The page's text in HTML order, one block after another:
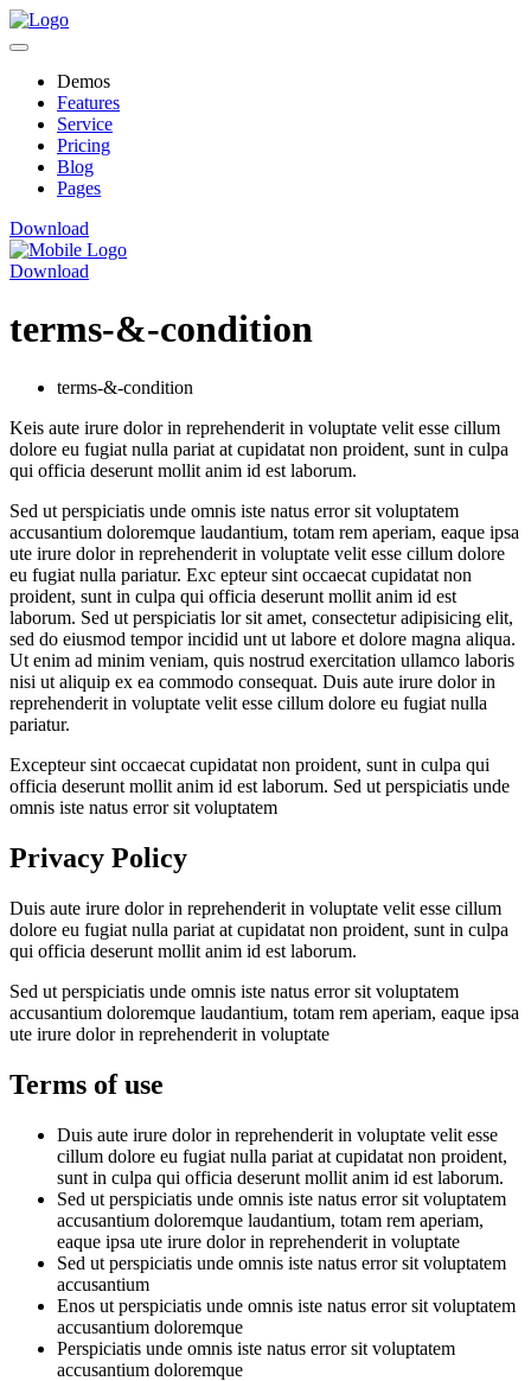
Demos
Features
Service
Pricing
Blog
Pages
Download
Download
terms-&-condition
terms-&-condition
Keis aute irure dolor in reprehenderit in voluptate velit esse cillum
dolore eu fugiat nulla pariat at cupidatat non proident, sunt in culpa
qui officia deserunt mollit anim id est laborum.
Sed ut perspiciatis unde omnis iste natus error sit voluptatem
accusantium doloremque laudantium, totam rem aperiam, eaque ipsa
ute irure dolor in reprehenderit in voluptate velit esse cillum dolore
eu fugiat nulla pariatur. Exc epteur sint occaecat cupidatat non
proident, sunt in culpa qui officia deserunt mollit anim id est
laborum. Sed ut perspiciatis lor sit amet, consectetur adipisicing elit,
sed do eiusmod tempor incidid unt ut labore et dolore magna aliqua.
Ut enim ad minim veniam, quis nostrud exercitation ullamco laboris
nisi ut aliquip ex ea commodo consequat. Duis aute irure dolor in
reprehenderit in voluptate velit esse cillum dolore eu fugiat nulla
pariatur.
Excepteur sint occaecat cupidatat non proident, sunt in culpa qui
officia deserunt mollit anim id est laborum. Sed ut perspiciatis unde
omnis iste natus error sit voluptatem
Privacy Policy
Duis aute irure dolor in reprehenderit in voluptate velit esse cillum
dolore eu fugiat nulla pariat at cupidatat non proident, sunt in culpa
qui officia deserunt mollit anim id est laborum.
Sed ut perspiciatis unde omnis iste natus error sit voluptatem
accusantium doloremque laudantium, totam rem aperiam, eaque ipsa
ute irure dolor in reprehenderit in voluptate
Terms of use
Duis aute irure dolor in reprehenderit in voluptate velit esse
cillum dolore eu fugiat nulla pariat at cupidatat non proident,
sunt in culpa qui officia deserunt mollit anim id est laborum.
Sed ut perspiciatis unde omnis iste natus error sit voluptatem
accusantium doloremque laudantium, totam rem aperiam,
eaque ipsa ute irure dolor in reprehenderit in voluptate
Sed ut perspiciatis unde omnis iste natus error sit voluptatem
accusantium
Enos ut perspiciatis unde omnis iste natus error sit voluptatem
accusantium doloremque
Perspiciatis unde omnis iste natus error sit voluptatem
accusantium doloremque